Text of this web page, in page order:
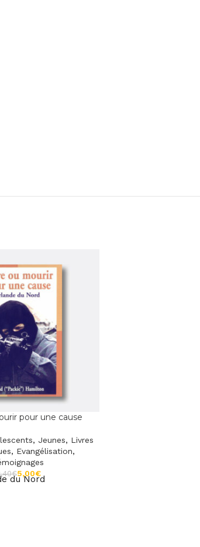
pour une cause
, Jeunes, Livres
, Evangélisation,
€5,00€
du Nord